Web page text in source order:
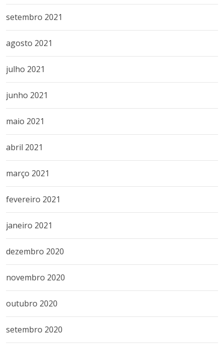
setembro 2021
agosto 2021
julho 2021
junho 2021
maio 2021
abril 2021
março 2021
fevereiro 2021
janeiro 2021
dezembro 2020
novembro 2020
outubro 2020
setembro 2020